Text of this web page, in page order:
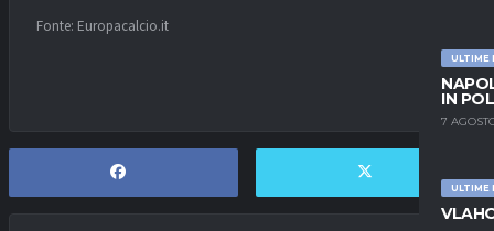
ULTIME
IN
7
ULTIME
Fonte: Europacalcio.it